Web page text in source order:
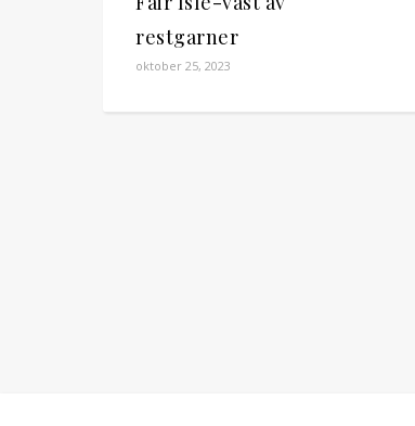
restgarner
oktober 25, 2023